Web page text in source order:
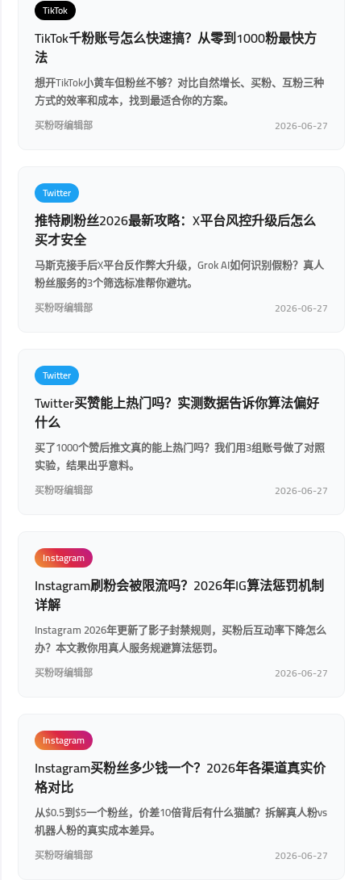
TikTok
TikTok千粉账号怎么快速搞？从零到1000粉最快方
法
想开TikTok小黄车但粉丝不够？对比自然增长、买粉、互粉三种
方式的效率和成本，找到最适合你的方案。
买粉呀编辑部 2026-06-27
Twitter
推特刷粉丝2026最新攻略：X平台风控升级后怎么
买才安全
马斯克接手后X平台反作弊大升级，Grok AI如何识别假粉？真人
粉丝服务的3个筛选标准帮你避坑。
买粉呀编辑部 2026-06-27
Twitter
Twitter买赞能上热门吗？实测数据告诉你算法偏好
什么
买了1000个赞后推文真的能上热门吗？我们用3组账号做了对照
实验，结果出乎意料。
买粉呀编辑部 2026-06-27
Instagram
Instagram刷粉会被限流吗？2026年IG算法惩罚机制
详解
Instagram 2026年更新了影子封禁规则，买粉后互动率下降怎么
办？本文教你用真人服务规避算法惩罚。
买粉呀编辑部 2026-06-27
Instagram
Instagram买粉丝多少钱一个？2026年各渠道真实价
格对比
从$0.5到$5一个粉丝，价差10倍背后有什么猫腻？拆解真人粉vs
机器人粉的真实成本差异。
买粉呀编辑部 2026-06-27